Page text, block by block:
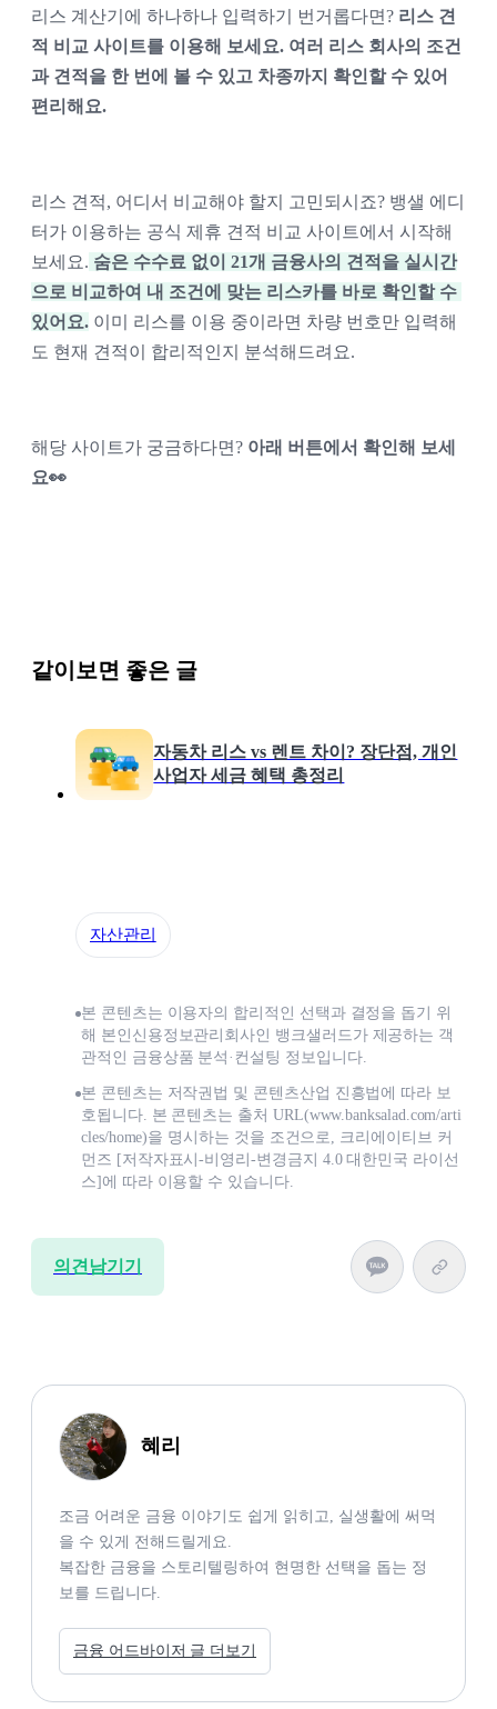
리스 계산기에 하나하나 입력하기 번거롭다면? 리스 견
적 비교 사이트를 이용해 보세요. 여러 리스 회사의 조건
과 견적을 한 번에 볼 수 있고 차종까지 확인할 수 있어
편리해요.
리스 견적, 어디서 비교해야 할지 고민되시죠? 뱅샐 에디
터가 이용하는 공식 제휴 견적 비교 사이트에서 시작해
보세요. 숨은 수수료 없이 21개 금융사의 견적을 실시간
으로 비교하여 내 조건에 맞는 리스카를 바로 확인할 수
있어요. 이미 리스를 이용 중이라면 차량 번호만 입력해
도 현재 견적이 합리적인지 분석해드려요.
해당 사이트가 궁금하다면? 아래 버튼에서 확인해 보세
요👀
같이보면 좋은 글
자동차 리스 vs 렌트 차이? 장단점, 개인
사업자 세금 혜택 총정리
자산관리
본 콘텐츠는 이용자의 합리적인 선택과 결정을 돕기 위
해 본인신용정보관리회사인 뱅크샐러드가 제공하는 객
관적인 금융상품 분석·컨설팅 정보입니다.
본 콘텐츠는 저작권법 및 콘텐츠산업 진흥법에 따라 보
호됩니다. 본 콘텐츠는 출처 URL(www.banksalad.com/arti
cles/home)을 명시하는 것을 조건으로, 크리에이티브 커
먼즈 [저작자표시-비영리-변경금지 4.0 대한민국 라이선
스]에 따라 이용할 수 있습니다.
의견남기기
혜리
조금 어려운 금융 이야기도 쉽게 읽히고, 실생활에 써먹
을 수 있게 전해드릴게요.
복잡한 금융을 스토리텔링하여 현명한 선택을 돕는 정
보를 드립니다.
금융 어드바이저 글 더보기